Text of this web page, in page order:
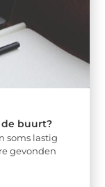
de buurt?
soms lastig
gevonden